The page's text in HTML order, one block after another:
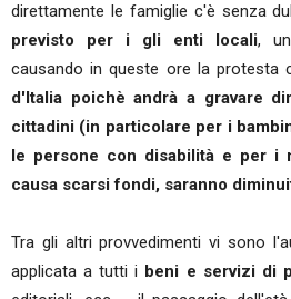
direttamente le famiglie c'è senza
previsto per i gli enti locali,
causando in queste ore la protesta
d'Italia poichè andrà a gravare
cittadini (in particolare per i
le persone con disabilità e per i
causa scarsi fondi, saranno
Tra gli altri provvedimenti vi sono
applicata a tutti i beni e servizi di